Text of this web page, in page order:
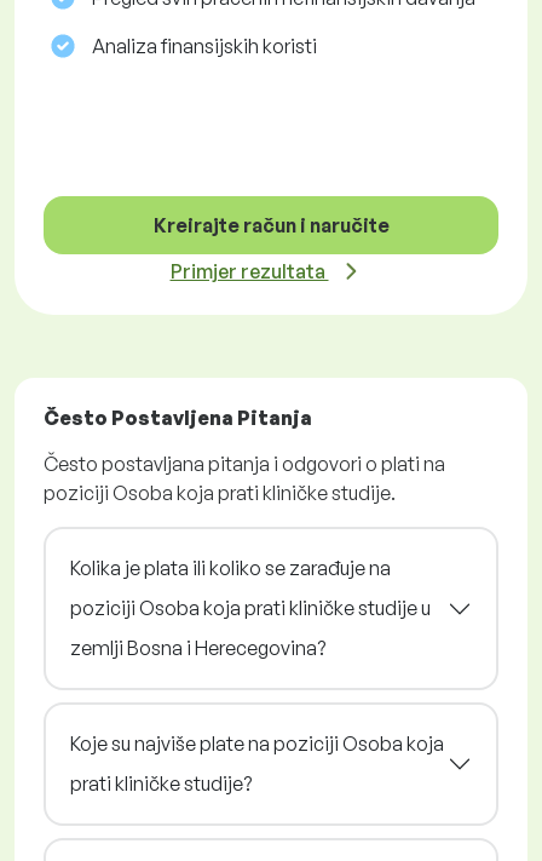
Analiza finansijskih koristi
Kreirajte račun i naručite
Primjer rezultata
Često Postavljena Pitanja
Često postavljana pitanja i odgovori o plati na
poziciji Osoba koja prati kliničke studije.
Kolika je plata ili koliko se zarađuje na
poziciji Osoba koja prati kliničke studije u
zemlji Bosna i Herecegovina?
Koje su najviše plate na poziciji Osoba koja
prati kliničke studije?